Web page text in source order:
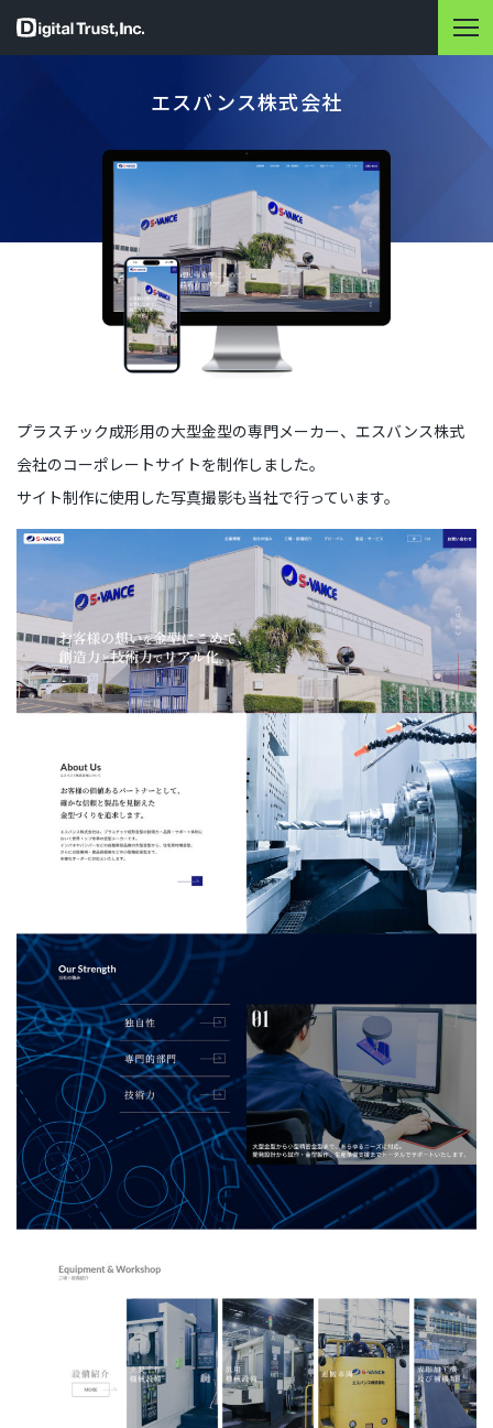
エスバンス株式会社
プラスチック成形用の大型金型の専門メーカー、エスバンス株式
会社のコーポレートサイトを制作しました。
サイト制作に使用した写真撮影も当社で行っています。